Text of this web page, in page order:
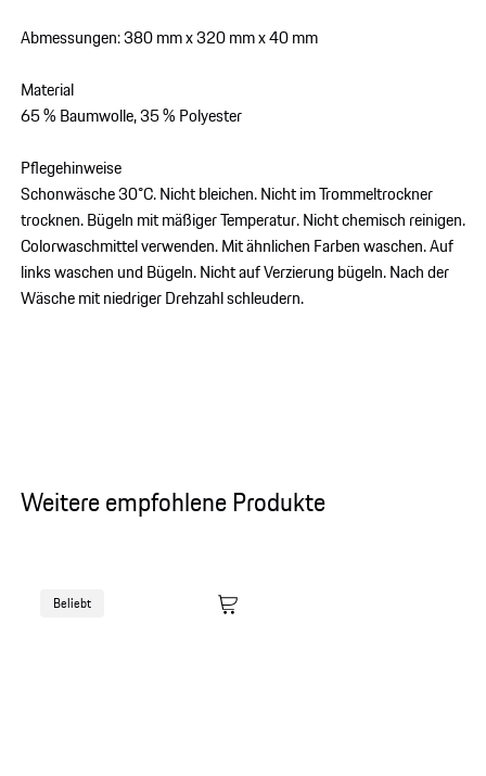
Abmessungen: 380 mm x 320 mm x 40 mm
Material
65 % Baumwolle, 35 % Polyester
Pflegehinweise
Schonwäsche 30°C. Nicht bleichen. Nicht im Trommeltrockner
trocknen. Bügeln mit mäßiger Temperatur. Nicht chemisch reinigen.
Colorwaschmittel verwenden. Mit ähnlichen Farben waschen. Auf
links waschen und Bügeln. Nicht auf Verzierung bügeln. Nach der
Wäsche mit niedriger Drehzahl schleudern.
Weitere empfohlene Produkte
Beliebt